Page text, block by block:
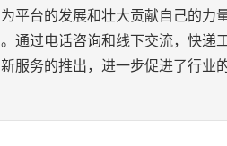
平台的发展和壮大贡献自己的力量
通过电话咨询和线下交流，快递
服务的推出，进一步促进了行业